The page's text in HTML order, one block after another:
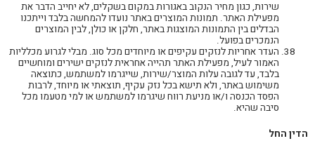
שירות, כגון מחיר הנקוב באגורות במקום בשקלים, לא יחייב הדבר את
מפעילת האתר. תמונות המוצרים באתר נועדו להמחשה בלבד וייתכנו
הבדלים בין התמונות המוצגות באתר, חלקן או כולן, לבין המוצרים
הנמכרים בפועל.
העדר אחריות לנזקים עקיפים או מיוחדים מכל סוג. מבלי לגרוע מכלליות
האמור לעיל, מפעילת האתר תהייה אחראית לנזקים ישירים ומוחשיים
בלבד, עד לגובה עלות המוצר/שירות, שייגרמו למשתמש, כתוצאה
משימוש באתר, ולא תישא בכל נזק עקיף, תוצאתי או מיוחד, לרבות
הפסד הכנסה ו/או מניעת רווח שיגרמו למשתמש או למי מטעמו מכל
סיבה שהיא.
הדין החל